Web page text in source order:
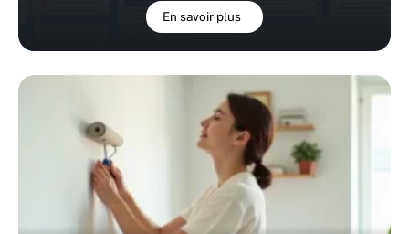
En savoir plus